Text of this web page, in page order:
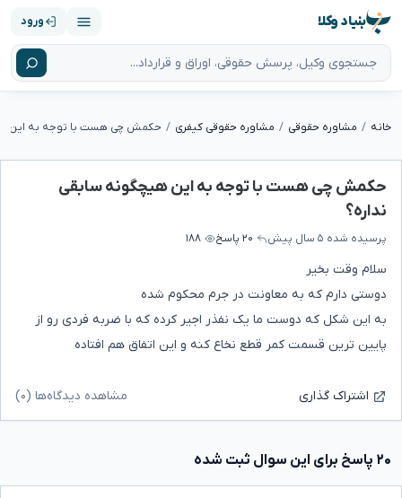
بنیاد وکلا ورود
خانه مشاوره حقوقی مشاوره حقوقی کیفری
حکمش چی هست با توجه به این هیچگونه سابقی
نداره؟
پرسیده شده ۵ سال پیش ۲۰ پاسخ ۱۸۸
سلام وقت بخیر
دوستی دارم که به معاونت در جرم محکوم شده
به این شکل که دوست ما یک نفذر اجیر کرده که با ضربه فردی رو از
پایین ترین قسمت کمر قطع نخاع کنه و این اتفاق هم افتاده
اشتراک گذاری مشاهده دیدگاه‌ها (۰)
۲۰ پاسخ برای این سوال ثبت شده